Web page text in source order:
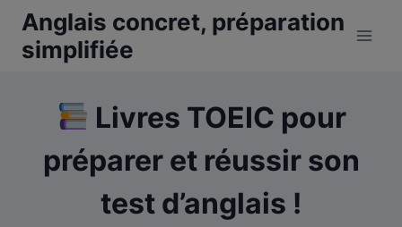
Aller
contenu
Anglais concret, préparation
simplifiée
Livres TOEIC pour
préparer et réussir son
test d’anglais !